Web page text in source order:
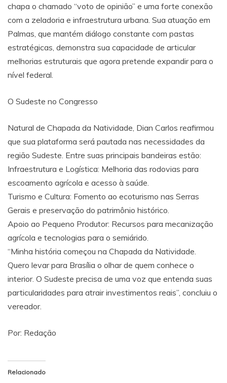
chapa o chamado “voto de opinião” e uma forte conexão
com a zeladoria e infraestrutura urbana. Sua atuação em
Palmas, que mantém diálogo constante com pastas
estratégicas, demonstra sua capacidade de articular
melhorias estruturais que agora pretende expandir para o
nível federal.
​O Sudeste no Congresso
​Natural de Chapada da Natividade, Dian Carlos reafirmou
que sua plataforma será pautada nas necessidades da
região Sudeste. Entre suas principais bandeiras estão:
​Infraestrutura e Logística: Melhoria das rodovias para
escoamento agrícola e acesso à saúde.
​Turismo e Cultura: Fomento ao ecoturismo nas Serras
Gerais e preservação do patrimônio histórico.
​Apoio ao Pequeno Produtor: Recursos para mecanização
agrícola e tecnologias para o semiárido.
​“Minha história começou na Chapada da Natividade.
Quero levar para Brasília o olhar de quem conhece o
interior. O Sudeste precisa de uma voz que entenda suas
particularidades para atrair investimentos reais”, concluiu o
vereador.
Por: Redação
Relacionado